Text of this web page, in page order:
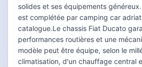
solides et ses équipements
est complétée par camping car
catalogue.Le chassis Fiat Ducato
performances routières et une
modèle peut être équipe, selon le
climatisation, d'un chauffage central